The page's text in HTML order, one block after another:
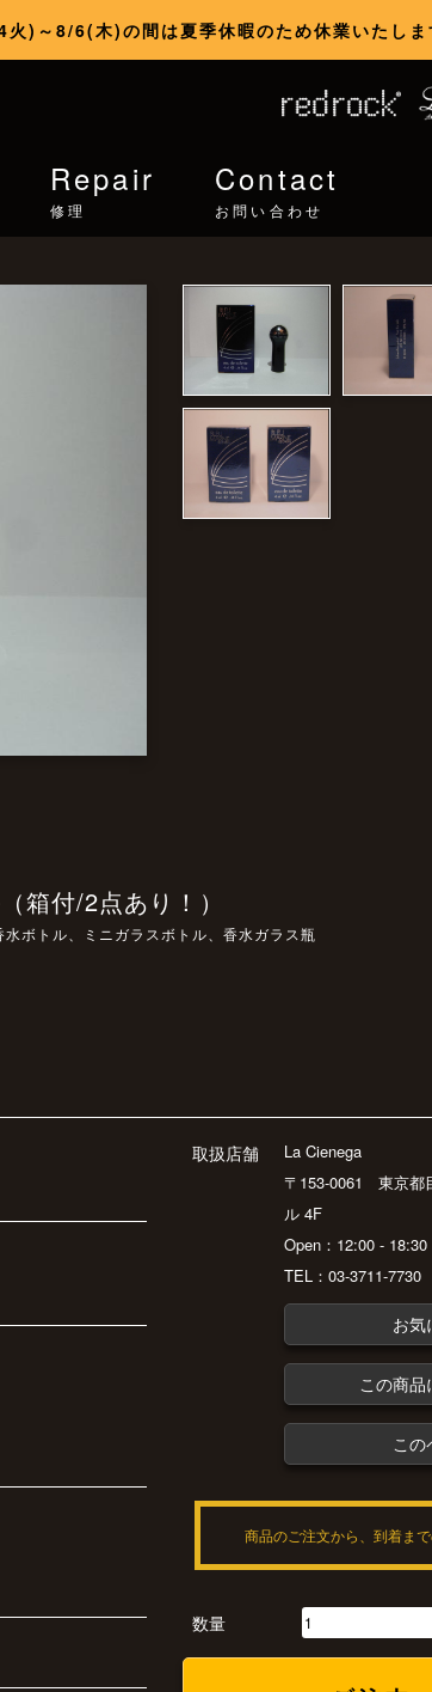
火)～8/6(木)の間は夏季休暇のため休業いたしま
Repair
修理
Contact
お問い合わせ
箱付/2点あり！）
ボトル、ミニガラスボトル、香水ガラス瓶
取扱店舗
La Cienega
〒153-0061 東京都
ル 4F
Open：12:00 -
TEL：03-3711-
お気
この商
この
商品のご注文から、到着ま
数量